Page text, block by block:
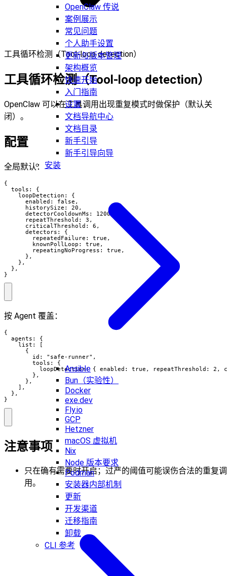
OpenClaw 传说
案例展示
常见问题
个人助手设置
更新与版本管理
架构概览
快速开始
入门指南
设置
文档导航中心
文档目录
新手引导
新手引导向导
安装
Ansible
Bun（实验性）
Docker
exe.dev
Fly.io
GCP
Hetzner
macOS 虚拟机
Nix
Node 版本要求
Podman
安装器内部机制
更新
开发渠道
迁移指南
卸载
CLI 参考
工具循环检测（Tool-loop detection）
工具循环检测（Tool-loop detection）
OpenClaw 可以在工具调用出现重复模式时做保护（默认关
闭）。
配置
全局默认：
{
  tools: {
    loopDetection: {
      enabled: false,
      historySize: 20,
      detectorCooldownMs: 12000,
      repeatThreshold: 3,
      criticalThreshold: 6,
      detectors: {
        repeatedFailure: true,
        knownPollLoop: true,
        repeatingNoProgress: true,
      },
    },
  },
}
按 Agent 覆盖：
{
  agents: {
    list: [
      {
        id: "safe-runner",
        tools: {
loopDetection: { enabled: true, repeatThreshold: 2,
        },
      },
    ],
  },
}
注意事项
只在确有需要时开启；过严的阈值可能误伤合法的重复调
用。